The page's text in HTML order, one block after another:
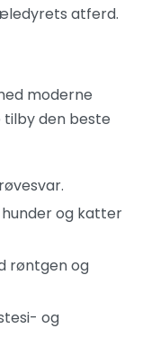
atferd.
moderne
den beste
og katter
røntgen og
og